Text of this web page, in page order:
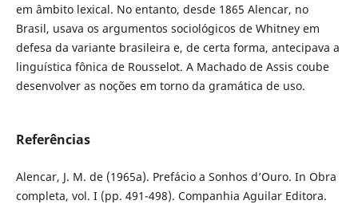
em âmbito lexical. No entanto, desde 1865 Alencar, no
Brasil, usava os argumentos sociológicos de Whitney em
defesa da variante brasileira e, de certa forma, antecipava a
linguística fônica de Rousselot. A Machado de Assis coube
desenvolver as noções em torno da gramática de uso.
Referências
Alencar, J. M. de (1965a). Prefácio a Sonhos d’Ouro. In Obra
completa, vol. I (pp. 491-498). Companhia Aguilar Editora.